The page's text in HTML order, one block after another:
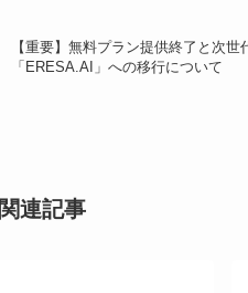
【重要】無料プラン提供終了と次世
「ERESA.AI」への移行について
関連記事